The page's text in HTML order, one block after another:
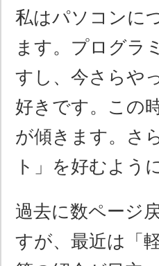
私はパソコンに
ます。プログラ
すし、今さらや
好きです。この
が傾きます。さ
ト」を好むよう
過去に数ページ
すが、最近は「